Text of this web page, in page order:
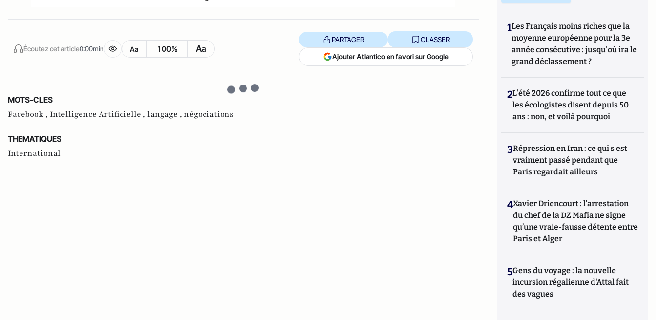
Écoutez cet article0:00min Aa 100% Aa
PARTAGER CLASSER
Ajouter Atlantico en favori sur Google
MOTS-CLES
Facebook , Intelligence Artificielle , langage , négociations
THEMATIQUES
International
1Les Français moins riches que la
moyenne européenne pour la 3e
année consécutive : jusqu'où ira le
grand déclassement ?
2L’été 2026 confirme tout ce que
les écologistes disent depuis 50
ans : non, et voilà pourquoi
3Répression en Iran : ce qui s'est
vraiment passé pendant que
Paris regardait ailleurs
4Xavier Driencourt : l’arrestation
du chef de la DZ Mafia ne signe
qu’une vraie-fausse détente entre
Paris et Alger
5Gens du voyage : la nouvelle
incursion régalienne d'Attal fait
des vagues